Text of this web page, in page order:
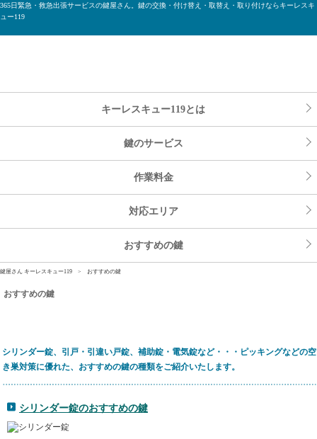
365日緊急・救急出張サービスの鍵屋さん。鍵の交換・付け替え・取替え・取り付けならキーレスキ
ュー119
キーレスキュー119とは
鍵のサービス
作業料金
対応エリア
おすすめの鍵
鍵屋さん キーレスキュー119 > おすすめの鍵
おすすめの鍵
シリンダー錠、引戸・引違い戸錠、補助錠・電気錠など・・・ピッキングなどの空
き巣対策に優れた、おすすめの鍵の種類をご紹介いたします。
シリンダー錠のおすすめの鍵